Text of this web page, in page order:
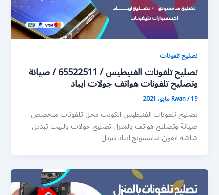
تصليح تلفونات
تصليح تلفونات الفنيطيس / 65522511 / صيانة
وتصليح تلفونات هواتف جولات ايباد
Rwan/19 مايو، 2021
تصليح تلفونات الفنيطيس الكويت محل تلفونات متخصص
صيانة وتصليح هواتف بالمنزل تصليح جولات بالبيت تبديل
شاشة ايفون سامسونج ايباد تنزيل